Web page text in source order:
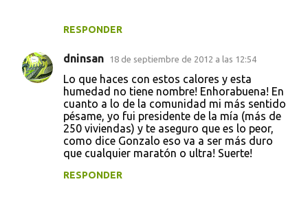
RESPONDER
dninsan 18 de septiembre de 2012 a las 12:54
Lo que haces con estos calores y esta
humedad no tiene nombre! Enhorabuena! En
cuanto a lo de la comunidad mi más sentido
pésame, yo fui presidente de la mía (más de
250 viviendas) y te aseguro que es lo peor,
como dice Gonzalo eso va a ser más duro
que cualquier maratón o ultra! Suerte!
RESPONDER